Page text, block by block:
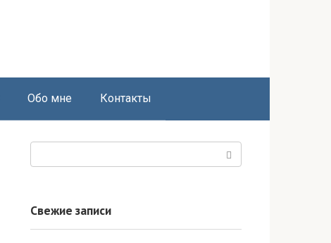
Обо мне Контакты
Свежие записи